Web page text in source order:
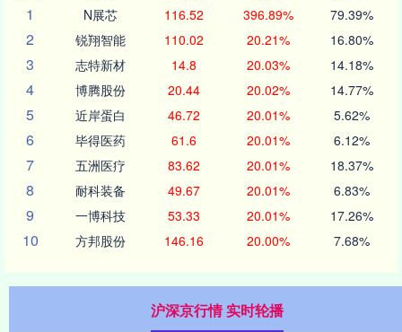
1
N展芯 116.52 396.89% 79.39%
2 锐翔智能 110.02 20.21% 16.80%
3 志特新材 14.8 20.03% 14.18%
4 博腾股份 20.44 20.02% 14.77%
5 近岸蛋白 46.72 20.01% 5.62%
6 毕得医药 61.6 20.01% 6.12%
7 五洲医疗 83.62 20.01% 18.37%
8 耐科装备 49.67 20.01% 6.83%
9 一博科技 53.33 20.01% 17.26%
10 方邦股份 146.16 20.00% 7.68%
沪深京行情 实时轮播